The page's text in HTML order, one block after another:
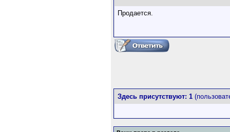
Продается.
Здесь присутствуют: 1